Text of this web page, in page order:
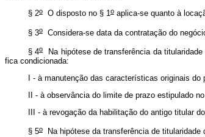
§ 2oO disposto no § 1oaplica-se quanto à
§ 3oConsidera-se data da contratação do
§ 4oNa hipótese de transferência da
fica condicionada:
I - à manutenção das características originais
II - à observância do limite de prazo estipulado no
III - à revogação da habilitação do antigo titular
§ 5oNa hipótese da transferência de titularidade